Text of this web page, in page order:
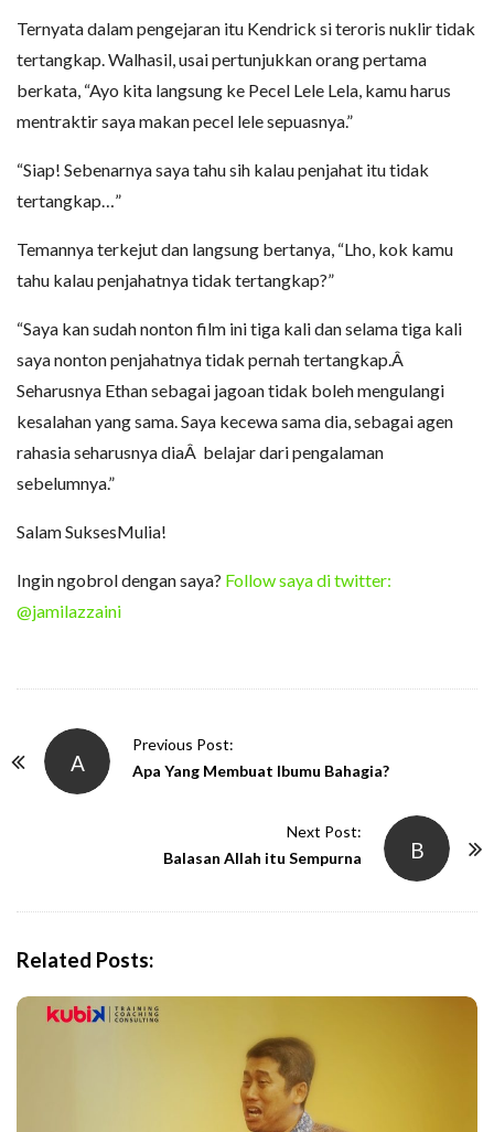
Ternyata dalam pengejaran itu Kendrick si teroris nuklir tidak
tertangkap. Walhasil, usai pertunjukkan orang pertama
berkata, “Ayo kita langsung ke Pecel Lele Lela, kamu harus
mentraktir saya makan pecel lele sepuasnya.”
“Siap! Sebenarnya saya tahu sih kalau penjahat itu tidak
tertangkap…”
Temannya terkejut dan langsung bertanya, “Lho, kok kamu
tahu kalau penjahatnya tidak tertangkap?”
“Saya kan sudah nonton film ini tiga kali dan selama tiga kali
saya nonton penjahatnya tidak pernah tertangkap.Â
Seharusnya Ethan sebagai jagoan tidak boleh mengulangi
kesalahan yang sama. Saya kecewa sama dia, sebagai agen
rahasia seharusnya diaÂ belajar dari pengalaman
sebelumnya.”
Salam SuksesMulia!
Ingin ngobrol dengan saya? Follow saya di twitter:
@jamilazzaini
A
Previous Post:
Apa Yang Membuat Ibumu Bahagia?
B
Next Post:
Balasan Allah itu Sempurna
Related Posts: